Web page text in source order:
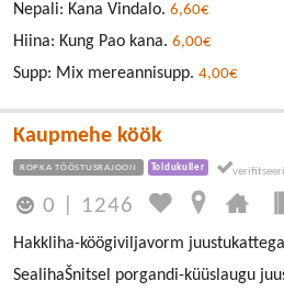
Nepali: Kana Vindalo. 6,60€
Hiina: Kung Pao kana. 6,00€
Supp: Mix mereannisupp. 4,00€
Kaupmehe köök
ROPKA TÖÖSTUSRAJOON Toidukuller
0 1246
Hakkliha-köögiviljavorm
SealihaŠnitsel porgandi-küüslaugu